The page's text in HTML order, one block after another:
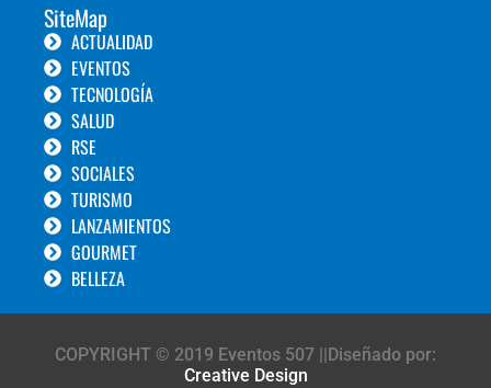
SiteMap
ACTUALIDAD
EVENTOS
TECNOLOGÍA
SALUD
RSE
SOCIALES
TURISMO
LANZAMIENTOS
GOURMET
BELLEZA
COPYRIGHT © 2019 Eventos 507 ||Diseñado por:
Creative Design